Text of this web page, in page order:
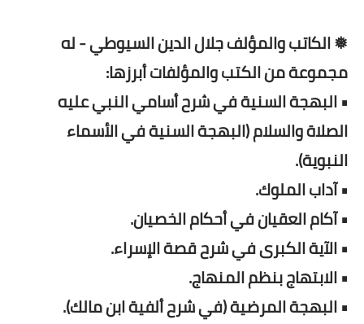
❅ الكاتب والمؤلف جلال الدين السيوطي - له
مجموعة من الكتب والمؤلفات أبرزها:
• البهجة السنية في شرح أسامي النبي عليه
الصلاة والسلام (البهجة السنية في الأسماء
النبوية).
• آداب الملوك.
• آكام العقيان في أحكام الخصيان.
• الآية الكبرى في شرح قصة الإسراء.
• الابتهاج بنظم المنهاج.
• البهجة المرضية (في شرح ألفية ابن مالك).